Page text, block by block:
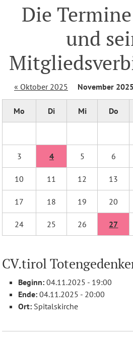
Die
und
« Oktober 2025 November 2025
Mo Di Mi Do
3 4 5 6
10 11 12 13
17 18 19 20
24 25 26 27
CV.tirol
Beginn: 04.11.2025 - 19:00
Ende: 04.11.2025 - 20:00
Ort: Spitalskirche